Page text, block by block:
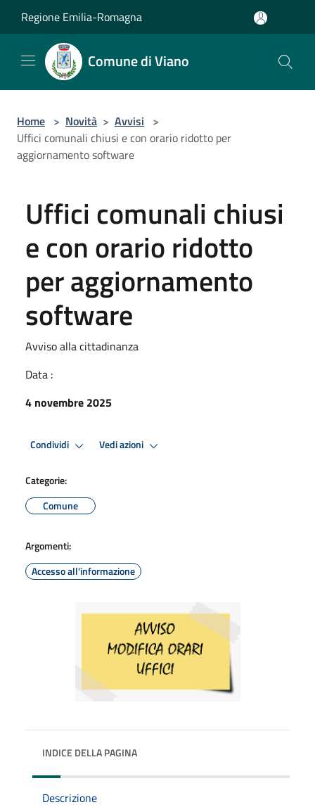
Regione Emilia-Romagna
Comune di Viano
Home > Novità > Avvisi >
Uffici comunali chiusi e con orario ridotto per
aggiornamento software
Uffici comunali chiusi
e con orario ridotto
per aggiornamento
software
Avviso alla cittadinanza
Data :
4 novembre 2025
Condividi Vedi azioni
Categorie:
Comune
Argomenti:
Accesso all'informazione
INDICE DELLA PAGINA
Descrizione